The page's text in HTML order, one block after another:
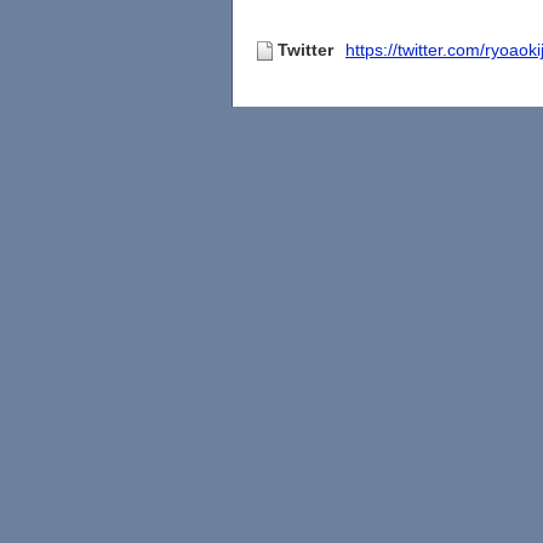
Twitter https://twitter.com/